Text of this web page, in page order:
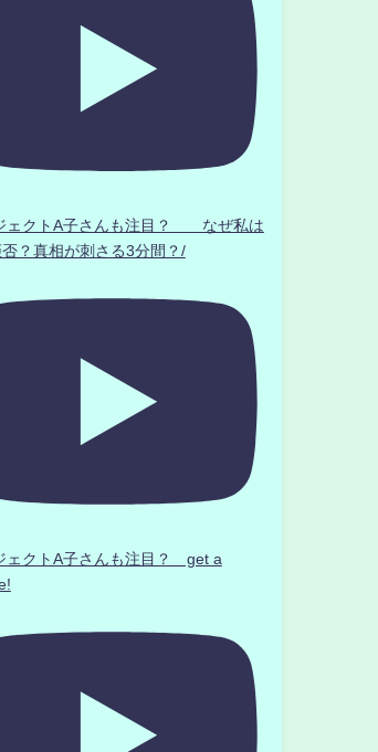
ェクトA子さんも注目？ なぜ私は
否？真相が刺さる3分間？/
ェクトA子さんも注目？ get a